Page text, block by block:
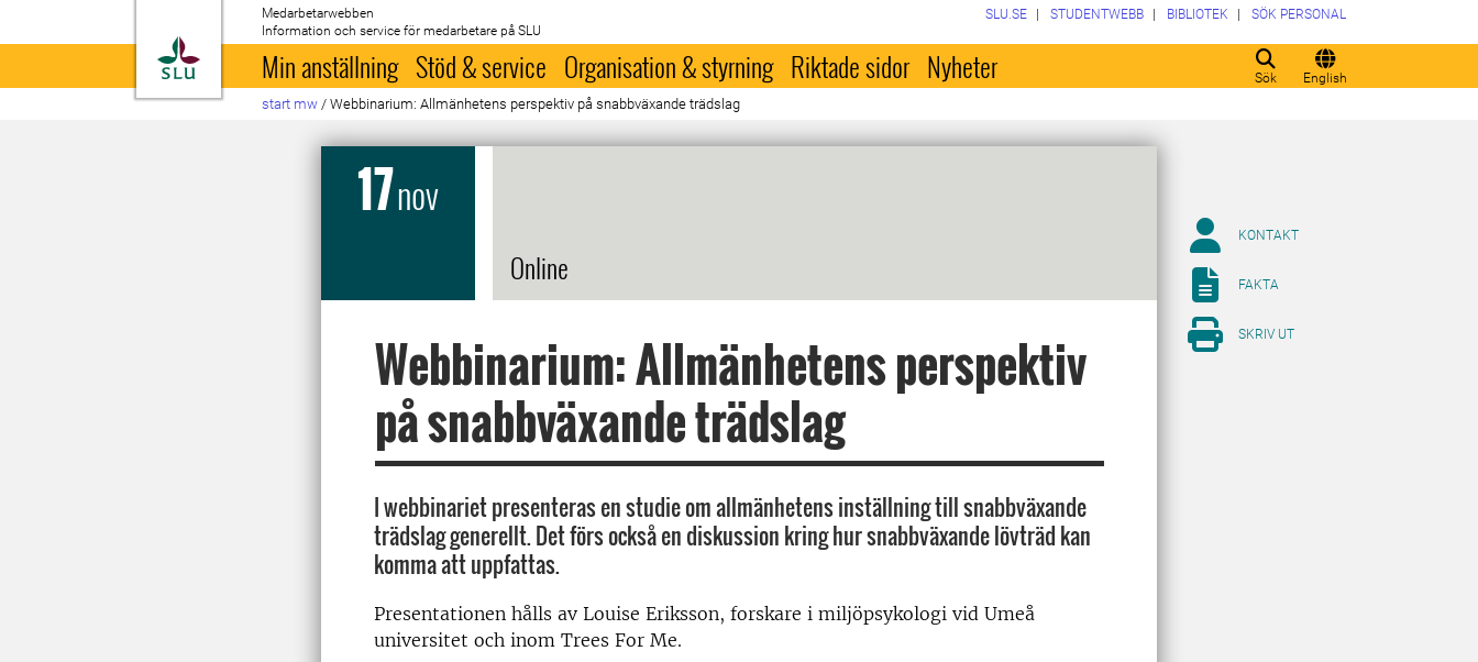
Till startsida
Medarbetarwebben
Information och service för medarbetare på SLU
Sök English
SLU.SE STUDENTWEBB BIBLIOTEK SÖK PERSONAL
Min anställning Stöd & service Organisation & styrning Riktade sidor Nyheter
start mw / Webbinarium: Allmänhetens perspektiv på snabbväxande trädslag
17nov
Online
Webbinarium: Allmänhetens perspektiv
på snabbväxande trädslag
I webbinariet presenteras en studie om allmänhetens inställning till snabbväxande
trädslag generellt. Det förs också en diskussion kring hur snabbväxande lövträd kan
komma att uppfattas.
Presentationen hålls av Louise Eriksson, forskare i miljöpsykologi vid Umeå
universitet och inom Trees For Me.
KONTAKT
FAKTA
SKRIV UT